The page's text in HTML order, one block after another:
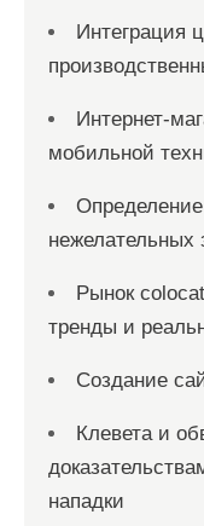
Интеграция
Интернет-
мобильной
нежелательных
Рынок
тренды и
Создание
Клевета и
нападки